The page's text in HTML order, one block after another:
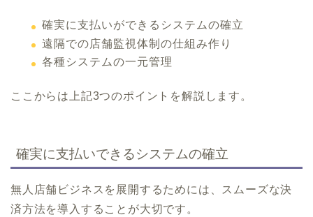
確実に支払いができるシステムの確立
遠隔での店舗監視体制の仕組み作り
各種システムの一元管理
ここからは上記3つのポイントを解説します。
確実に支払いできるシステムの確立
無人店舗ビジネスを展開するためには、スムーズな決
済方法を導入することが大切です。